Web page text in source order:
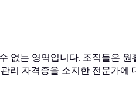
없는 영역입니다. 조직들은
리 자격증을 소지한 전문가에